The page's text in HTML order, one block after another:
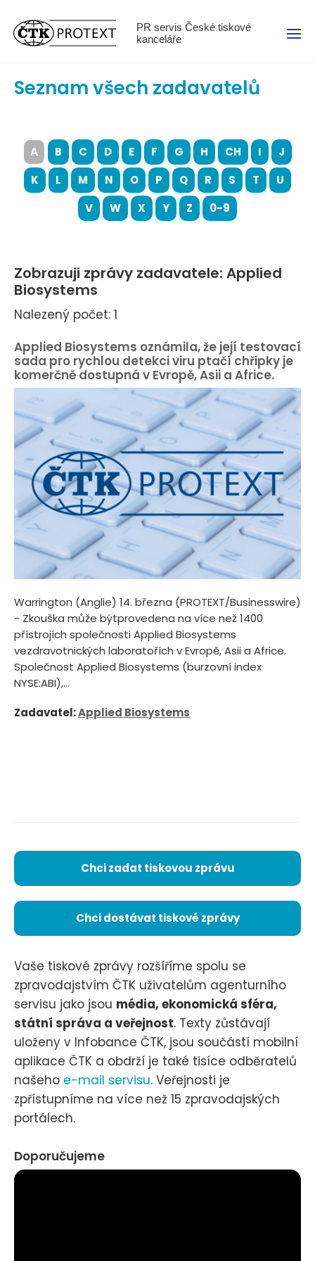
PR servis České tiskové
kanceláře
Menu
Seznam všech zadavatelů
A B C D E F G H CH I
J
K
L M N O P Q R S T
U
V
W X Y Z 0-9
Zobrazuji zprávy zadavatele: Applied
Biosystems
Nalezený počet: 1
Applied Biosystems oznámila, že její testovací
sada pro rychlou detekci viru ptačí chřipky je
komerčně dostupná v Evropě, Asii a Africe.
Warrington (Anglie) 14. března (PROTEXT/Businesswire)
- Zkouška může býtprovedena na více než 1400
přístrojích společnosti Applied Biosystems
vezdravotnických laboratořích v Evropě, Asii a Africe.
Společnost Applied Biosystems (burzovní index
NYSE:ABI),...
Zadavatel:Applied Biosystems
Chci zadat tiskovou zprávu
Chci dostávat tiskové zprávy
Vaše tiskové zprávy rozšíříme spolu se
zpravodajstvím ČTK uživatelům agenturního
servisu jako jsou média, ekonomická sféra,
státní správa a veřejnost. Texty zůstávají
uloženy v Infobance ČTK, jsou součástí mobilní
aplikace ČTK a obdrží je také tisíce odběratelů
našeho e-mail servisu. Veřejnosti je
zpřístupníme na více než 15 zpravodajských
portálech.
Doporučujeme